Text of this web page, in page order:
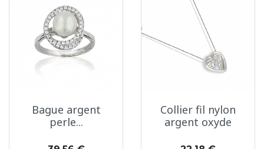
Bague argent
perle...
Collier fil nylon
argent oxyde